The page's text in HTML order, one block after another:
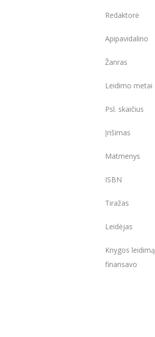
Redaktorė
Apipavidalino
Žanras
Leidimo metai
Psl. skaičius
Įrišimas
Matmenys
ISBN
Tiražas
Leidėjas
Knygos leidimą
finansavo